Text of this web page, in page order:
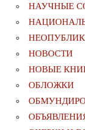
НАУЧНЫЕ
НОВОСТИ
НОВЫЕ
ОБЛОЖКИ